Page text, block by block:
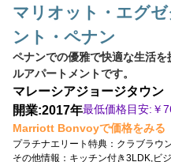
マリオット・エグ
ント・ペナン
ペナンでの優雅で快適な生活
ルアパートメントです。
マレーシアジョージタウン
開業:2017年最低価格目安:￥
Marriott Bonvoyで価格をみる
プラチナエリート特典： クラブラウ
その他情報： キッチン付き3LDK,ビ